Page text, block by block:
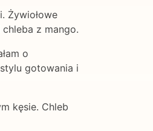
Żywiołowe
z mango.
o
gotowania i
kęsie. Chleb